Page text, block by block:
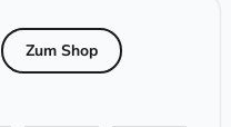
Zum Shop